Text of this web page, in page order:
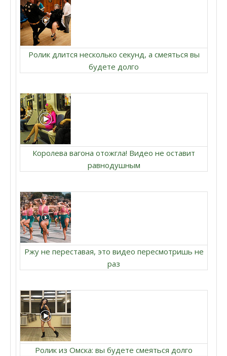
Ролик длится несколько секунд, а смеяться вы
будете долго
Королева вагона отожгла! Видео не оставит
равнодушным
Ржу не переставая, это видео пересмотришь не
раз
Ролик из Омска: вы будете смеяться долго